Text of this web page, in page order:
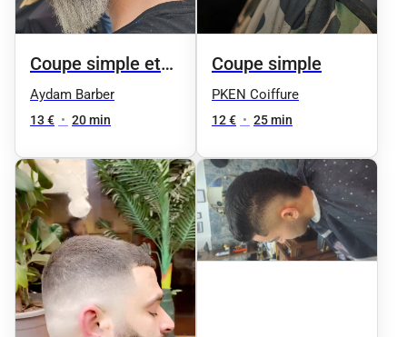
Coupe simple et
dégradé
Aydam Barber
13 € • 20 min
Coupe simple
PKEN Coiffure
12 € • 25 min